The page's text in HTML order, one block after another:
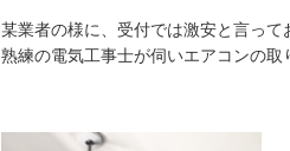
某業者の様に、受付では激安と言って
熟練の電気工事士が伺いエアコンの取